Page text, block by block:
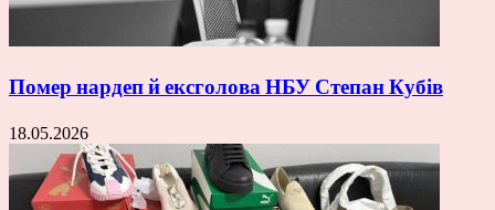
Помер нардеп й ексголова НБУ Степан Кубів
18.05.2026